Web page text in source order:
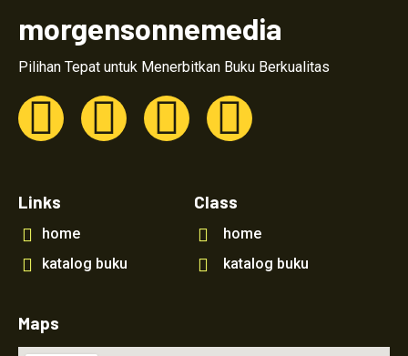
morgensonnemedia
Pilihan Tepat untuk Menerbitkan Buku Berkualitas
Links
home
katalog buku
Class
home
katalog buku
Maps